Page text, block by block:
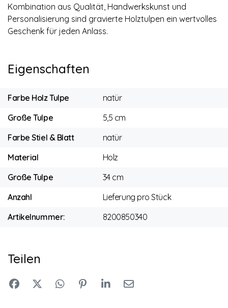
Kombination aus Qualität, Handwerkskunst und
Personalisierung sind gravierte Holztulpen ein wertvolles
Geschenk für jeden Anlass.
Eigenschaften
Farbe Holz Tulpe
natür
Große Tulpe
5,5 cm
Farbe Stiel & Blatt
natür
Material
Holz
Große Tulpe
34 cm
Anzahl
Lieferung pro Stück
Artikelnummer:
8200850340
Teilen